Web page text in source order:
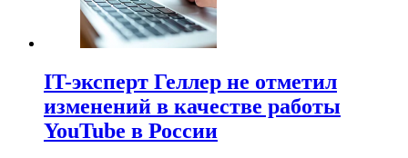
IT-эксперт Геллер не отметил
изменений в качестве работы
YouTube в России